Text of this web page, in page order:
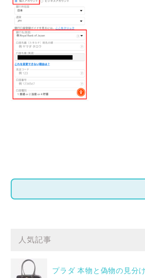
検
索
人気記事
プラダ 本物と偽物の見分